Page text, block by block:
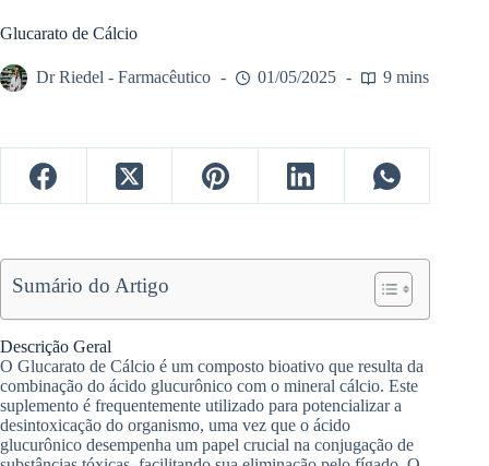
Glucarato de Cálcio
Dr Riedel - Farmacêutico 01/05/2025 9 mins
Sumário do Artigo
Descrição Geral
O Glucarato de Cálcio é um composto bioativo que resulta da
combinação do ácido glucurônico com o mineral cálcio. Este
suplemento é frequentemente utilizado para potencializar a
desintoxicação do organismo, uma vez que o ácido
glucurônico desempenha um papel crucial na conjugação de